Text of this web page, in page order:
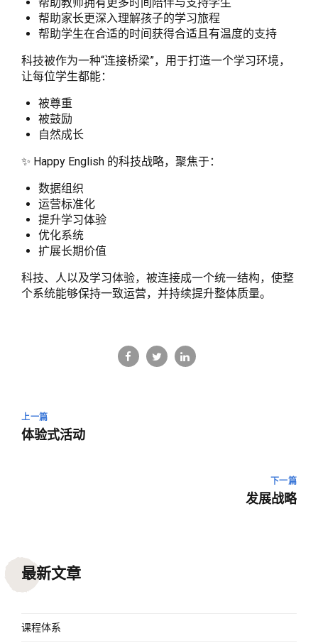
帮助家长更深入理解孩子的学习旅程
帮助学生在合适的时间获得合适且有温度的支持
科技被作为一种“连接桥梁”，用于打造一个学习环境，
让每位学生都能：
被尊重
被鼓励
自然成长
✨ Happy English 的科技战略，聚焦于：
数据组织
运营标准化
提升学习体验
优化系统
扩展长期价值
科技、人以及学习体验，被连接成一个统一结构，使整
个系统能够保持一致运营，并持续提升整体质量。
上一篇
体验式活动
下一篇
发展战略
最新文章
课程体系